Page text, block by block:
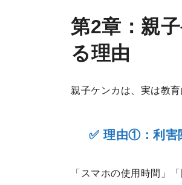
第2章：親
る理由
親子ケンカは、実は教育
✅ 理由①：利害
「スマホの使用時間」